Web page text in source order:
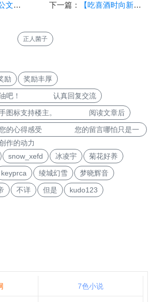
AI文） 下一篇： 【吃喜酒时向新郎新娘道喜的正确方式】
正人菌子
励 奖励丰厚
加油吧！ 认真回复交流
小手图标支持楼主。 阅读文章后
您的心得感受 您的留言哪怕只是一
作的动力
snow_xefd 冰凌宇 菊花好养
keyprca 绫城幻雪 梦晓辉音
不详 但是 kudo123
7色小说